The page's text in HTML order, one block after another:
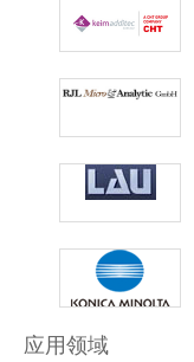
应用领域